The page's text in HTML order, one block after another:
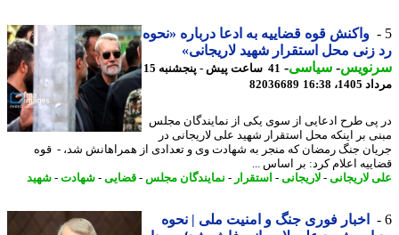
واکنش قوه قضاییه به ادعا درباره «نحوه
زنی محل استقرار شهید لاریجانی»
-سیاسی-
41 ساعت پیش - پنجشنبه 15
16:38
82036689
طرح ادعایی از سوی یکی از نمایندگان مجلس
بر اینکه محل استقرار شهید علی لاریجانی در
جنگ رمضان که منجر به شهادت وی و تعدادی از همراهانش شد، - قوه
اعلام کرد: بر اساس ...
لاریجانی-لاریجانی-استقرار- نمایندگان مجلس-قضایی-شهادت-شهید
اخبار فوری جنگ و امنیت ملی | نحوه